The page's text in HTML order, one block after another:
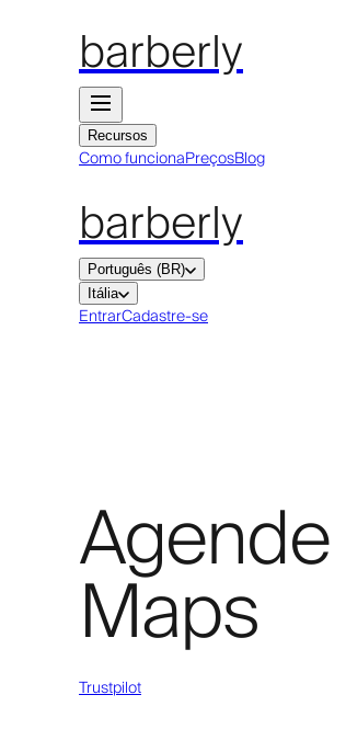
barberly
Recursos
Como funcionaPreçosBlog
barberly
Português (BR)
Itália
EntrarCadastre-se
Maps
Trustpilot